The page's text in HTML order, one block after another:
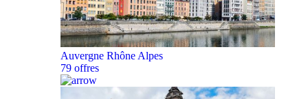
Auvergne Rhône Alpes
79 offres